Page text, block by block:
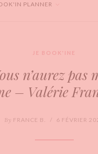
PLANNER
JE BOOK'INE
n’aurez pas
– Valérie
By FRANCE B. / 6 FÉVRIER